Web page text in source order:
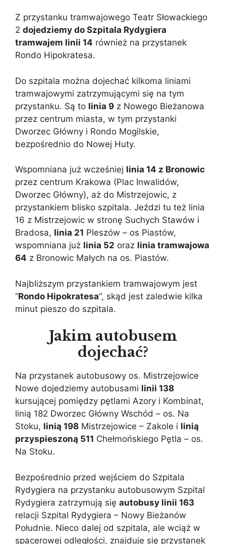
Z przystanku tramwajowego Teatr Słowackiego
2 dojedziemy do Szpitala Rydygiera
tramwajem linii 14 również na przystanek
Rondo Hipokratesa.
Do szpitala można dojechać kilkoma liniami
tramwajowymi zatrzymującymi się na tym
przystanku. Są to linia 9 z Nowego Bieżanowa
przez centrum miasta, w tym przystanki
Dworzec Główny i Rondo Mogilskie,
bezpośrednio do Nowej Huty.
Wspomniana już wcześniej linia 14 z Bronowic
przez centrum Krakowa (Plac Inwalidów,
Dworzec Główny), aż do Mistrzejowic, z
przystankiem blisko szpitala. Jeździ tu też linia
16 z Mistrzejowic w stronę Suchych Stawów i
Bradosa, linia 21 Pleszów – os Piastów,
wspomniana już linia 52 oraz linia tramwajowa
64 z Bronowic Małych na os. Piastów.
Najbliższym przystankiem tramwajowym jest
“Rondo Hipokratesa“, skąd jest zaledwie kilka
minut pieszo do szpitala.
Jakim autobusem
dojechać?
Na przystanek autobusowy os. Mistrzejowice
Nowe dojedziemy autobusami linii 138
kursującej pomiędzy pętlami Azory i Kombinat,
linią 182 Dworzec Główny Wschód – os. Na
Stoku, linią 198 Mistrzejowice – Zakole i linią
przyspieszoną 511 Chełmońskiego Pętla – os.
Na Stoku.
Bezpośrednio przed wejściem do Szpitala
Rydygiera na przystanku autobusowym Szpital
Rydygiera zatrzymują się autobusy linii 163
relacji Szpital Rydygiera – Nowy Bieżanów
Południe. Nieco dalej od szpitala, ale wciąż w
spacerowej odległości, znajduje się przystanek